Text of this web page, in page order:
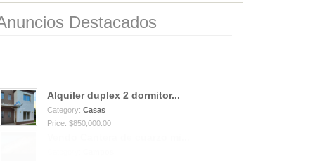
Destacados
Alquiler duplex 2 dormitor...
Category: Casas
Price: $850,000.00